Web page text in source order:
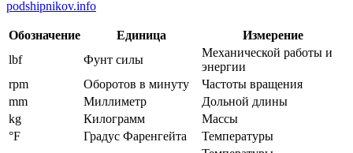
podshipnikov.info
Обозначение Единица
Измерение
lbf
Фунт силы
Механической работы и
энергии
rpm
Оборотов в минуту
Частоты вращения
mm
Миллиметр
Дольной длины
kg
Килограмм
Массы
°F
Градус Фаренгейта
Температуры